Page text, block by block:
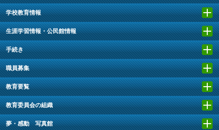
学校教育情報
生涯学習情報・公民館情報
手続き
職員募集
教育要覧
教育委員会の組織
夢・感動 写真館